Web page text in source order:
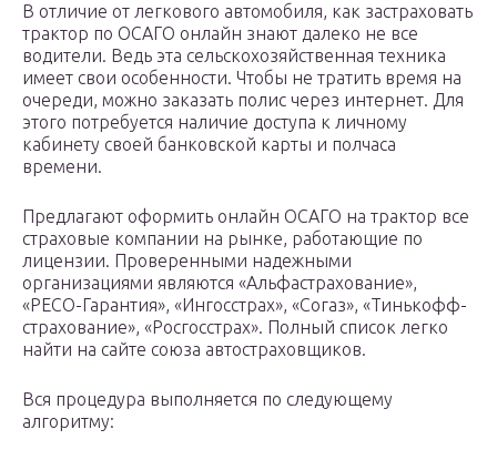
В отличие от легкового автомобиля, как застраховать
трактор по ОСАГО онлайн знают далеко не все
водители. Ведь эта сельскохозяйственная техника
имеет свои особенности. Чтобы не тратить время на
очереди, можно заказать полис через интернет. Для
этого потребуется наличие доступа к личному
кабинету своей банковской карты и полчаса
времени.
Предлагают оформить онлайн ОСАГО на трактор все
страховые компании на рынке, работающие по
лицензии. Проверенными надежными
организациями являются «Альфастрахование»,
«РЕСО-Гарантия», «Ингосстрах», «Согаз», «Тинькофф-
страхование», «Росгосстрах». Полный список легко
найти на сайте союза автостраховщиков.
Вся процедура выполняется по следующему
алгоритму: